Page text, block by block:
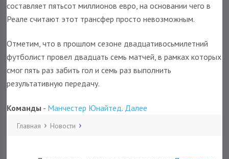
составляет пятьсот миллионов евро, на основании чего в
Реале считают этот трансфер просто невозможным.
Отметим, что в прошлом сезоне двадцативосьмилетний
футболист провел двадцать семь матчей, в рамках которых
смог пять раз забить гол и семь раз выполнить
результативную передачу.
Команды - Манчестер Юнайтед. Далее
Главная Новости